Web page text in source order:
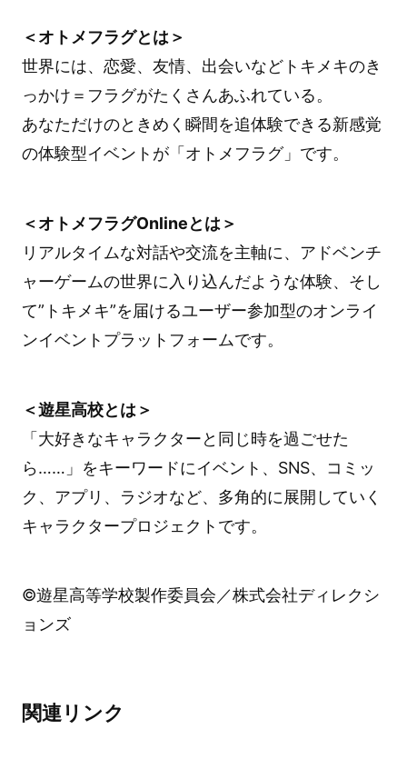
＜オトメフラグとは＞
世界には、恋愛、友情、出会いなどトキメキのき
っかけ＝フラグがたくさんあふれている。
あなただけのときめく瞬間を追体験できる新感覚
の体験型イベントが「オトメフラグ」です。
＜オトメフラグOnlineとは＞
リアルタイムな対話や交流を主軸に、アドベンチ
ャーゲームの世界に入り込んだような体験、そし
て”トキメキ”を届けるユーザー参加型のオンライ
ンイベントプラットフォームです。
＜遊星高校とは＞
「大好きなキャラクターと同じ時を過ごせた
ら……」をキーワードにイベント、SNS、コミッ
ク、アプリ、ラジオなど、多角的に展開していく
キャラクタープロジェクトです。
©遊星高等学校製作委員会／株式会社ディレクシ
ョンズ
関連リンク